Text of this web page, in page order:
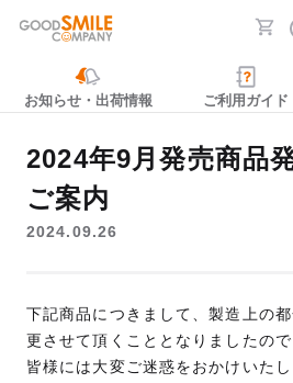
お知らせ・出荷情報 ご利用ガイド
2024年9月発売商品
ご案内
2024.09.26
下記商品につきまして、製造上の
更させて頂くこととなりましたので
皆様には大変ご迷惑をおかけいた